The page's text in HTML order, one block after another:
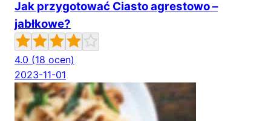
Jak przygotować Ciasto agrestowo –
jabłkowe?
4.0 (18 ocen)
2023-11-01